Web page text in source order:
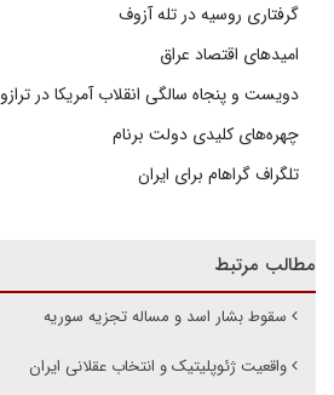
گرفتاری روسیه در تله آزوف
امیدهای اقتصاد عراق
دویست و پنجاه سالگی انقلاب آمریکا در ترازو
چهره‌های کلیدی دولت برنام
تلگراف گراهام برای ایران
مطالب مرتبط
سقوط بشار اسد و مساله تجزیه سوریه
واقعیت ژئوپلیتیک و انتخاب عقلانی ایران